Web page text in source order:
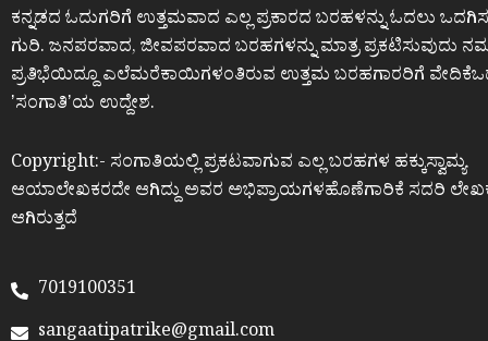
ಕನ್ನಡದ ಓದುಗರಿಗೆ ಉತ್ತಮವಾದ ಎಲ್ಲ ಪ್ರಕಾರದ ಬರಹಳನ್ನು ಓದಲು
ಗುರಿ. ಜನಪರವಾದ, ಜೀವಪರವಾದ ಬರಹಗಳನ್ನು ಮಾತ್ರ ಪ್ರಕಟಿಸುವುದು
ಪ್ರತಿಭೆಯಿದ್ದೂ ಎಲೆಮರೆಕಾಯಿಗಳಂತಿರುವ ಉತ್ತಮ ಬರಹಗಾರರಿಗೆ
ʼಸಂಗಾತಿʼಯ ಉದ್ದೇಶ.
Copyright:- ಸಂಗಾತಿಯಲ್ಲಿ ಪ್ರಕಟವಾಗುವ ಎಲ್ಲ ಬರಹಗಳ ಹಕ್ಕುಸ್ವಾಮ್ಯ
ಆಯಾಲೇಖಕರದೇ ಆಗಿದ್ದು ಅವರ ಅಭಿಪ್ರಾಯಗಳಹೊಣೆಗಾರಿಕೆ ಸದರಿ
ಆಗಿರುತ್ತದೆ
7019100351
sangaatipatrike@gmail.com